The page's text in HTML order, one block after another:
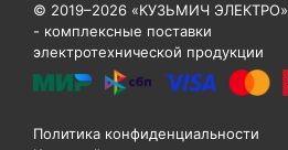
© 2019–2026 «КУЗЬМИЧ ЭЛЕКТРО»
- комплексные поставки
электротехнической продукции
Политика конфиденциальности